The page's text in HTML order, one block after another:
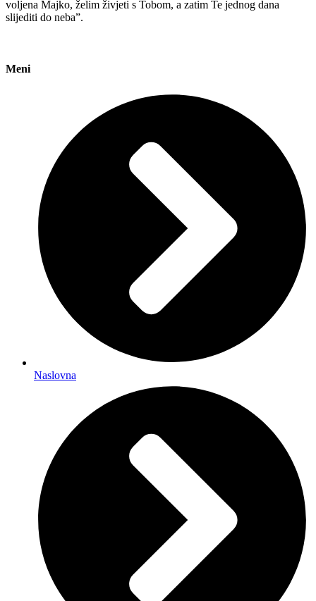
voljena Majko, želim živjeti s Tobom, a zatim Te jednog dana
slijediti do neba”.
Meni
Naslovna